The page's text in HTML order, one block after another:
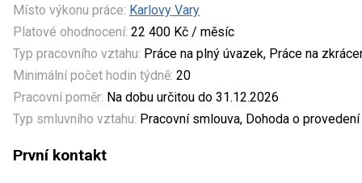
Místo výkonu práce: Karlovy Vary
Platové ohodnocení: 22 400 Kč / měsíc
Typ pracovního vztahu: Práce na plný úvazek, Práce na
Minimální počet hodin týdně: 20
Pracovní poměr: Na dobu určitou do 31.12.2026
Typ smluvního vztahu: Pracovní smlouva, Dohoda o
První kontakt